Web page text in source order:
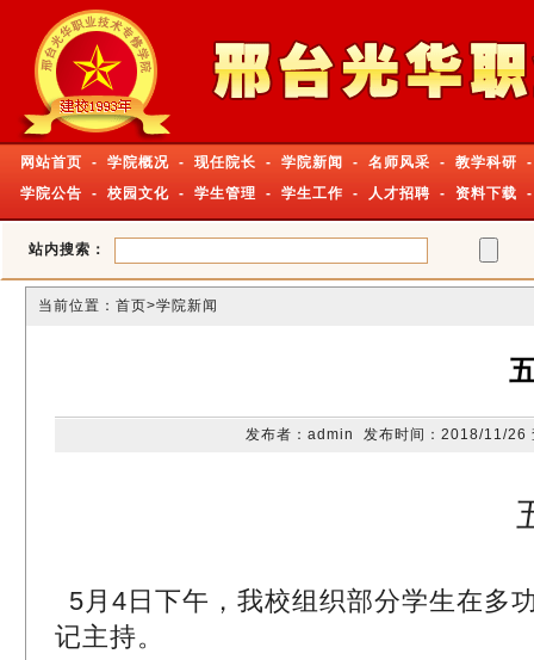
网站首页 - 学院概况 - 现任院长 - 学院新闻 - 名师风采 - 教学科研
-
学院公告 - 校园文化 - 学生管理 - 学生工作 - 人才招聘 - 资料下载
站内搜索：
当前位置： 首页>学院新闻
发布者：admin 发布时间：2018/11/26
5月4日下午，我校组织部分学生在多
记主持。